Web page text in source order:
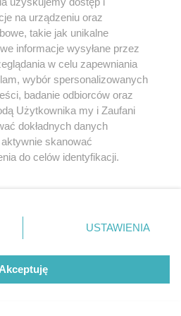
na urządzeniu oraz
takie jak unikalne
informacje wysyłane przez
w celu zapewniania
wybór spersonalizowanych
badanie odbiorców oraz
Użytkownika my i Zaufani
dokładnych danych
skanować
do celów identyfikacji.
przycisk ustawień prywatności
dolnym rogu strony
. Niektóre
sprzeciwić się takiemu
będą miały zastosowania tylko
USTAWIENIA
Akceptuję